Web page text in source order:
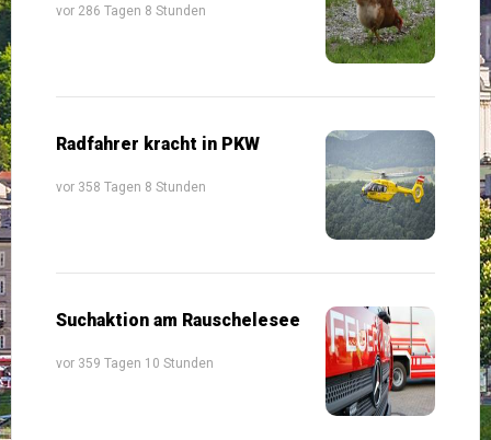
vor 286 Tagen 8 Stunden
Radfahrer kracht in PKW
vor 358 Tagen 8 Stunden
Suchaktion am Rauschelesee
vor 359 Tagen 10 Stunden